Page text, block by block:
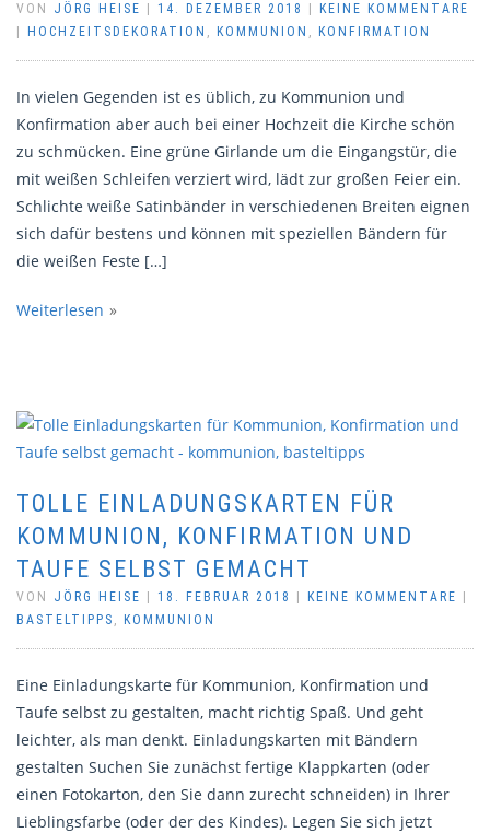
VON JÖRG HEISE 14. DEZEMBER 2018
KEINE KOMMENTARE
HOCHZEITSDEKORATION , KOMMUNION , KONFIRMATION
In vielen Gegenden ist es üblich, zu Kommunion und
Konfirmation aber auch bei einer Hochzeit die Kirche schön
zu schmücken. Eine grüne Girlande um die Eingangstür, die
mit weißen Schleifen verziert wird, lädt zur großen Feier ein.
Schlichte weiße Satinbänder in verschiedenen Breiten eignen
sich dafür bestens und können mit speziellen Bändern für
die weißen Feste […]
Weiterlesen
TOLLE EINLADUNGSKARTEN FÜR
KOMMUNION, KONFIRMATION UND
TAUFE SELBST GEMACHT
VON JÖRG HEISE 18. FEBRUAR 2018 KEINE KOMMENTARE
BASTELTIPPS , KOMMUNION
Eine Einladungskarte für Kommunion, Konfirmation und
Taufe selbst zu gestalten, macht richtig Spaß. Und geht
leichter, als man denkt. Einladungskarten mit Bändern
gestalten Suchen Sie zunächst fertige Klappkarten (oder
einen Fotokarton, den Sie dann zurecht schneiden) in Ihrer
Lieblingsfarbe (oder der des Kindes). Legen Sie sich jetzt